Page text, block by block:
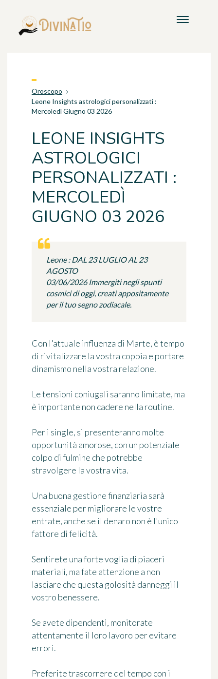
Oroscopo
Leone Insights astrologici personalizzati :
Mercoledì Giugno 03 2026
LEONE INSIGHTS
ASTROLOGICI
PERSONALIZZATI :
MERCOLEDÌ
GIUGNO 03 2026
Leone : DAL 23 LUGLIO AL 23
AGOSTO
03/06/2026 Immergiti negli spunti
cosmici di oggi, creati appositamente
per il tuo segno zodiacale.
Con l'attuale influenza di Marte, è tempo
di rivitalizzare la vostra coppia e portare
dinamismo nella vostra relazione.
Le tensioni coniugali saranno limitate, ma
è importante non cadere nella routine.
Per i single, si presenteranno molte
opportunità amorose, con un potenziale
colpo di fulmine che potrebbe
stravolgere la vostra vita.
Una buona gestione finanziaria sarà
essenziale per migliorare le vostre
entrate, anche se il denaro non è l'unico
fattore di felicità.
Sentirete una forte voglia di piaceri
materiali, ma fate attenzione a non
lasciare che questa golosità danneggi il
vostro benessere.
Se avete dipendenti, monitorate
attentamente il loro lavoro per evitare
errori.
Preferite trascorrere del tempo con i